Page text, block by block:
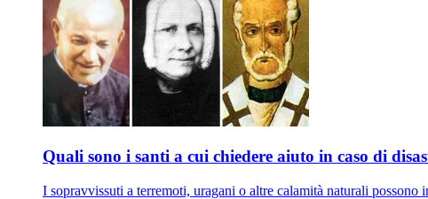
Quali sono i santi a cui chiedere aiuto in caso di
I sopravvissuti a terremoti, uragani o altre calamità naturali possono